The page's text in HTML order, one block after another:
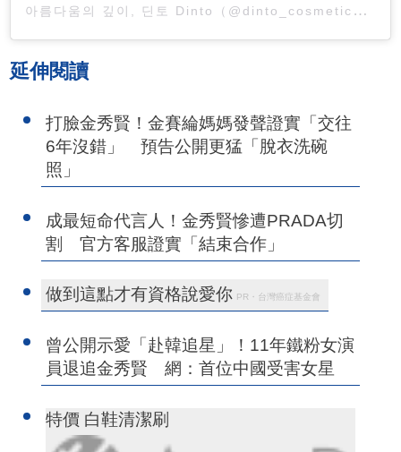
아름다움의 깊이, 딘토 Dinto（@dinto_cosmetic）分享的貼文
延伸閱讀
打臉金秀賢！金賽綸媽媽發聲證實「交往
6年沒錯」 預告公開更猛「脫衣洗碗
照」
成最短命代言人！金秀賢慘遭PRADA切
割 官方客服證實「結束合作」
做到這點才有資格說愛你 PR・台灣癌症基金會
曾公開示愛「赴韓追星」！11年鐵粉女演
員退追金秀賢 網：首位中國受害女星
特價 白鞋清潔刷